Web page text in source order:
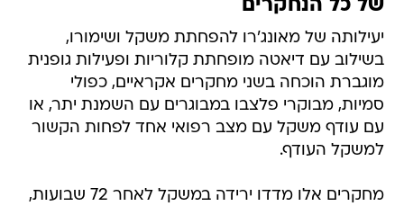
של כל הנחקרים
יעילותה של מאונג'רו להפחתת משקל ושימורו,
בשילוב עם דיאטה מופחתת קלוריות ופעילות גופנית
מוגברת הוכחה בשני מחקרים אקראיים, כפולי
סמיות, מבוקרי פלצבו במבוגרים עם השמנת יתר, או
עם עודף משקל עם מצב רפואי אחד לפחות הקשור
למשקל העודף.
מחקרים אלו מדדו ירידה במשקל לאחר 72 שבועות,